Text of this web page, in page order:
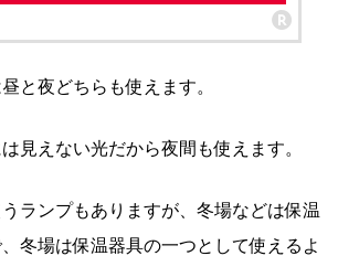
と夜どちらも使えます。
見えない光だから夜間も使えます。
ランプもありますが、冬場などは保温
冬場は保温器具の一つとして使えるよ